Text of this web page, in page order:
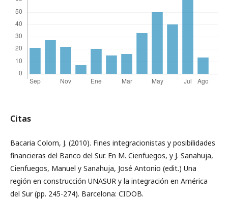
Citas
Bacaria Colom, J. (2010). Fines integracionistas y posibilidades
financieras del Banco del Sur. En M. Cienfuegos, y J. Sanahuja,
Cienfuegos, Manuel y Sanahuja, José Antonio (edit.) Una
región en construcción UNASUR y la integración en América
del Sur (pp. 245-274). Barcelona: CIDOB.